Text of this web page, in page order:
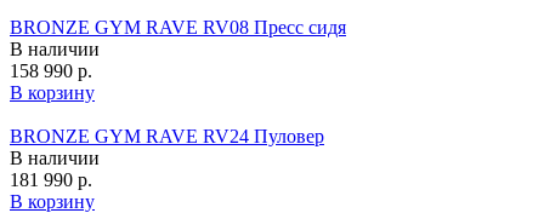
BRONZE GYM RAVE RV08 Пресс сидя
В наличии
158 990 р.
В корзину
BRONZE GYM RAVE RV24 Пуловер
В наличии
181 990 р.
В корзину